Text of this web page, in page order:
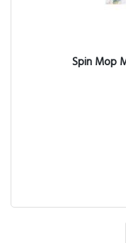
Spin Mop